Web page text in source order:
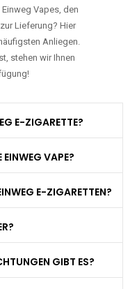
Vapes, den
Lieferung? Hier
Anliegen.
stehen wir Ihnen
E-ZIGARETTE?
EINWEG VAPE?
E-ZIGARETTEN?
GIBT ES?